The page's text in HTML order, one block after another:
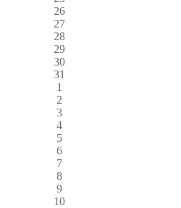
26
27
28
29
30
31
1
2
3
4
5
6
7
8
9
10